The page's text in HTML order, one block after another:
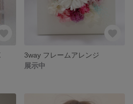
3way フレームアレンジ
展示中